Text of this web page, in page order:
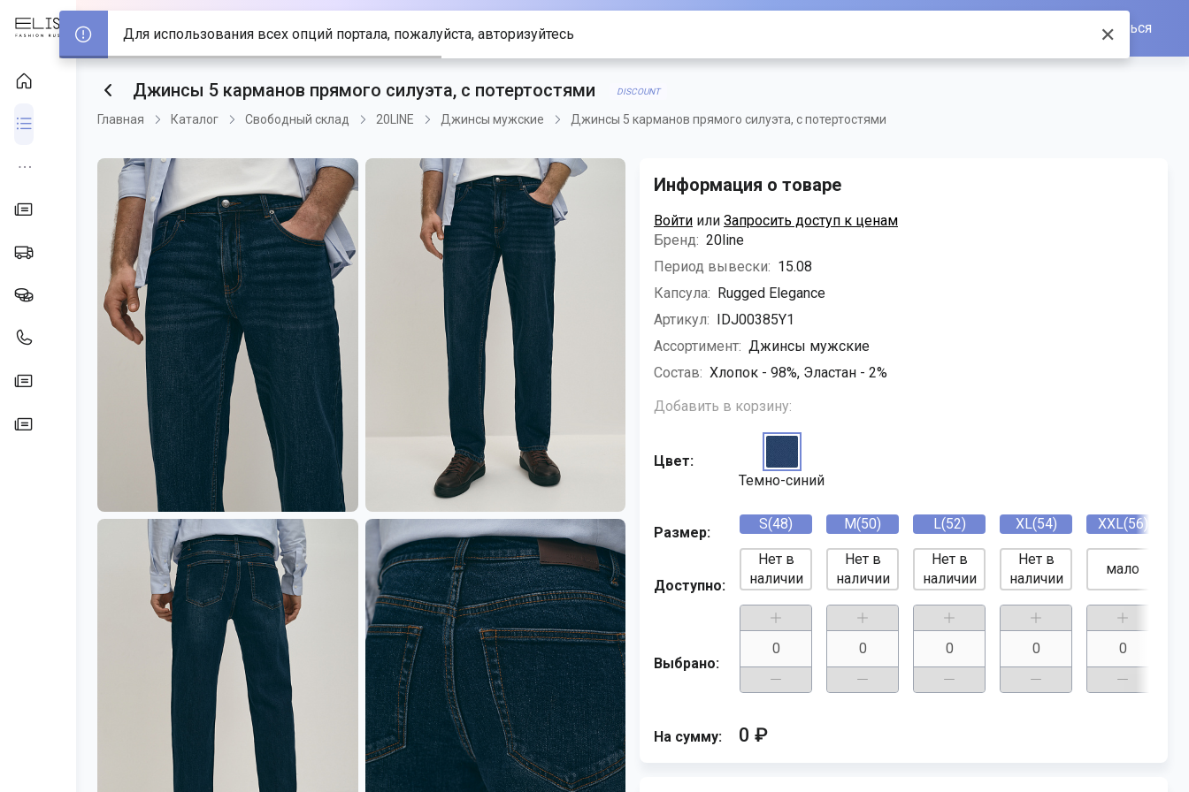
Войти/Зарегистрироваться
Джинсы 5 карманов прямого силуэта, с потертостями DISCOUNT
Главная Каталог Свободный склад 20LINE Джинсы мужские Джинсы 5 карманов прямого силуэта, с потертостями
Информация о товаре
Войти или Запросить доступ к ценам
Бренд: 20line
Период вывески: 15.08
Капсула: Rugged Elegance
Артикул: IDJ00385Y1
Ассортимент: Джинсы мужские
Состав: Хлопок - 98%, Эластан - 2%
Добавить в корзину:
Цвет:
Темно-синий
Размер:
Доступно:
Выбрано:
S(48) M(50) L(52) XL(54) XXL(56)
Нет в
наличии
Нет в
наличии
Нет в
наличии
Нет в
наличии
мало
На сумму: 0 ₽
Для использования всех опций портала, пожалуйста, авторизуйтесь ✕